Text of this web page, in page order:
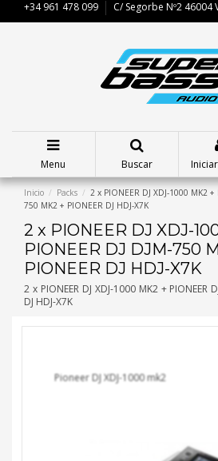
+34 961 478 099 C/ Segorbe Nº2 46004
Menu Buscar
Inicio Packs
2 x PIONEER DJ XDJ-1000 MK2 +
750 MK2 + PIONEER DJ HDJ-X7K
2 x PIONEER DJ XDJ-
PIONEER DJ DJM-750
PIONEER DJ HDJ-X7K
2 x PIONEER DJ XDJ-1000 MK2 + PIONEER
DJ HDJ-X7K
Pioneer DJ XDJ-1000 mk2